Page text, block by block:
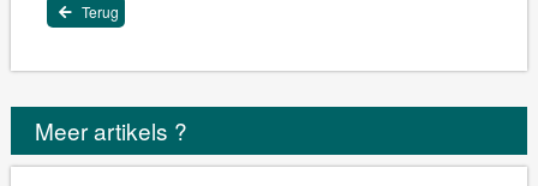
Terug
Meer artikels ?